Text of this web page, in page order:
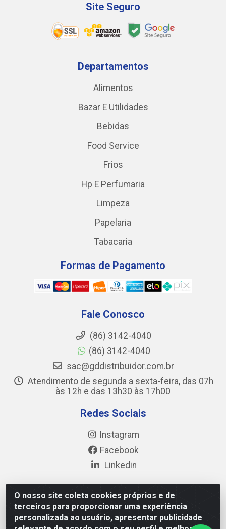
O nosso site coleta cookies próprios e de
terceiros para proporcionar uma experiência
personalizada ao usuário, apresentar publicidade
Site Seguro
Departamentos
Alimentos
Bazar E Utilidades
Bebidas
Food Service
Frios
Hp E Perfumaria
Limpeza
Papelaria
Tabacaria
Formas de Pagamento
Fale Conosco
(86) 3142-4040
(86) 3142-4040
sac@gddistribuidor.com.br
Atendimento de segunda a sexta-feira, das 07h
às 12h e das 13h30 às 17h00
Redes Sociais
Instagram
Facebook
Linkedin
GD DISTRIBUIDOR DE ALIMENTOS LTDA - Avenida Prefeito
Wall Ferraz, 17777 - Pedra Miuda, Teresina/PI - CEP 64.038-